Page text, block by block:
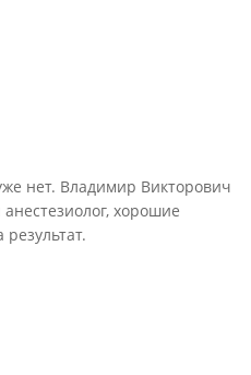
нет. Владимир Викторович
хорошие